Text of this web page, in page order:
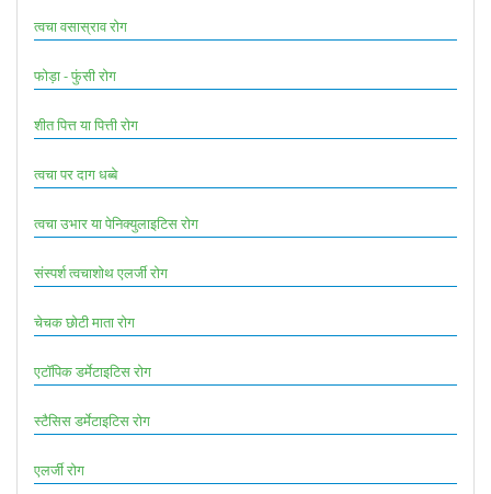
त्वचा वसास्राव रोग
फोड़ा - फुंसी रोग
शीत पित्त या पित्ती रोग
त्वचा पर दाग धब्बे
त्वचा उभार या पेनिक्युलाइटिस रोग
संस्पर्श त्वचाशोथ एलर्जी रोग
चेचक छोटी माता रोग
एटॉपिक डर्मेटाइटिस रोग
स्टैसिस डर्मेटाइटिस रोग
एलर्जी रोग